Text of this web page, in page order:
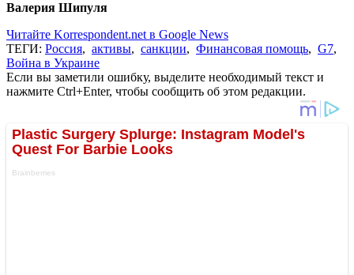
Валерия Шипуля
Читайте Korrespondent.net в Google News
ТЕГИ: Россия, активы, санкции, Финансовая помощь, G7,
Война в Украине
Если вы заметили ошибку, выделите необходимый текст и
нажмите Ctrl+Enter, чтобы сообщить об этом редакции.